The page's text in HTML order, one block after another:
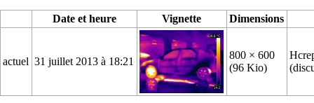
Date et heure Vignette Dimensions
actuel 31 juillet 2013 à 18:21
800 × 600
(96 Kio)
(